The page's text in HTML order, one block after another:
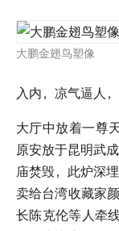
大鹏金翅鸟塑像
入内，凉气逼人
大厅中放着一尊
原安放于昆明武
庙焚毁，此炉深
卖给台湾收藏家
长陈克伦等人牵